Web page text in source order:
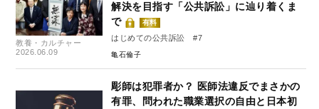
教養・カルチャー
2026.06.09
解決を目指す「公共訴訟」に辿り着くま
で
有料
はじめての公共訴訟 #7
亀石倫子
彫師は犯罪者か？ 医師法違反でまさかの
有罪、問われた職業選択の自由と日本初